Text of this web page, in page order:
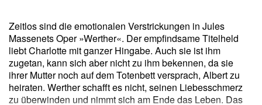
Zeitlos sind die emotionalen Verstrickungen in Jules
Massenets Oper »Werther«. Der empfindsame Titelheld
liebt Charlotte mit ganzer Hingabe. Auch sie ist ihm
zugetan, kann sich aber nicht zu ihm bekennen, da sie
ihrer Mutter noch auf dem Totenbett versprach, Albert zu
heiraten. Werther schafft es nicht, seinen Liebesschmerz
zu überwinden und nimmt sich am Ende das Leben. Das